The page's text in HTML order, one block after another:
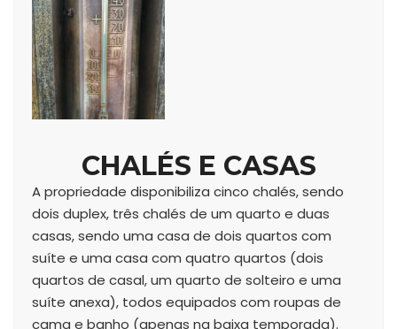
CHALÉS E CASAS
A propriedade disponibiliza cinco chalés, sendo
dois duplex, três chalés de um quarto e duas
casas, sendo uma casa de dois quartos com
suíte e uma casa com quatro quartos (dois
quartos de casal, um quarto de solteiro e uma
suíte anexa), todos equipados com roupas de
cama e banho (apenas na baixa temporada).